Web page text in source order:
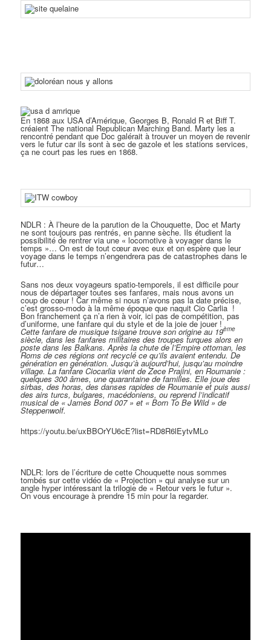
En 1868 aux USA d’Amérique, Georges B, Ronald R et Biff T.
créaient The national Republican Marching Band. Marty les a
rencontré pendant que Doc galérait à trouver un moyen de revenir
vers le futur car ils sont à sec de gazole et les stations services,
ça ne court pas les rues en 1868.
NDLR : À l’heure de la parution de la Chouquette, Doc et Marty
ne sont toujours pas rentrés, en panne sèche. Ils étudient la
possibilité de rentrer via une « locomotive à voyager dans le
temps »… On est de tout cœur avec eux et on espère que leur
voyage dans le temps n’engendrera pas de catastrophes dans le
futur…
Sans nos deux voyageurs spatio-temporels, il est difficile pour
nous de départager toutes ses fanfares, mais nous avons un
coup de cœur ! Car même si nous n’avons pas la date précise,
c’est grosso-modo à la même époque que naquit Cio Carlia !
Bon franchement ça n’a rien à voir, ici pas de compétition, pas
d’uniforme, une fanfare qui du style et de la joie de jouer !
Cette fanfare de musique tsigane trouve son origine au 19ème
siècle, dans les fanfares militaires des troupes turques alors en
poste dans les Balkans. Après la chute de l’Empire ottoman, les
Roms de ces régions ont recyclé ce qu’ils avaient entendu. De
génération en génération. Jusqu’à aujourd’hui, jusqu’au moindre
village. La fanfare Ciocarlia vient de Zece Prajini, en Roumanie :
quelques 300 âmes, une quarantaine de familles. Elle joue des
sirbas, des horas, des danses rapides de Roumanie et puis aussi
des airs turcs, bulgares, macédoniens, ou reprend l’indicatif
musical de « James Bond 007 » et « Born To Be Wild » de
Steppenwolf.
https://youtu.be/uxBBOrYU6cE?list=RD8R6lEytvMLo
NDLR: lors de l’écriture de cette Chouquette nous sommes
tombés sur cette vidéo de « Projection » qui analyse sur un
angle hyper intéressant la trilogie de « Retour vers le futur ».
On vous encourage à prendre 15 min pour la regarder.